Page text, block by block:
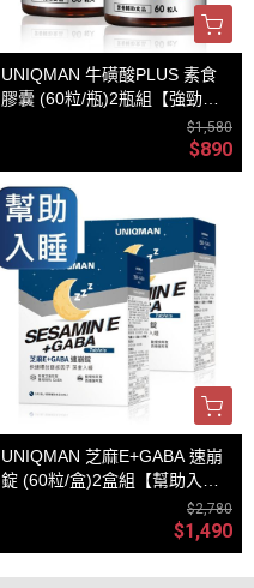
UNIQMAN 牛磺酸PLUS 素食
膠囊 (60粒/瓶)2瓶組【強勁能
$1,580
$890
UNIQMAN 芝麻E+GABA 速崩
錠 (60粒/盒)2盒組【幫助入
$2,780
$1,490